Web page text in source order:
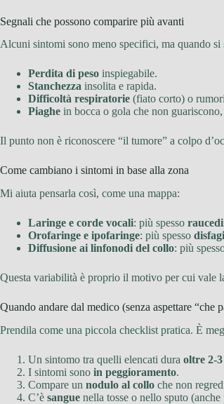
Segnali che possono comparire più avanti
Alcuni sintomi sono meno specifici, ma quando
Perdita di peso inspiegabile.
Stanchezza insolita e rapida.
Difficoltà respiratorie (fiato corto) o
Piaghe in bocca o gola che non
Il punto non è riconoscere “il tumore” a colpo
Come cambiano i sintomi in base alla zona
Mi aiuta pensarla così, come una mappa:
Laringe e corde vocali: più spesso
Orofaringe e ipofaringe: più spesso
Diffusione ai linfonodi del collo: più
Questa variabilità è proprio il motivo per cui vale
Quando andare dal medico (senza aspettare “che
Prendila come una piccola checklist pratica. È
Un sintomo tra quelli elencati dura oltre 2-
I sintomi sono in peggioramento.
Compare un nodulo al collo che non
C’è sangue nella tosse o nello sputo (anche